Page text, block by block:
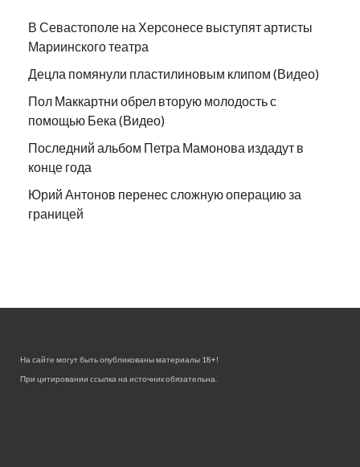
В Севастополе на Херсонесе выступят артисты
Мариинского театра
Децла помянули пластилиновым клипом (Видео)
Пол Маккартни обрел вторую молодость с
помощью Бека (Видео)
Последний альбом Петра Мамонова издадут в
конце года
Юрий Антонов перенес сложную операцию за
границей
На сайте могут быть опубликованы материалы 18+!
При цитировании ссылка на источник обязательна.